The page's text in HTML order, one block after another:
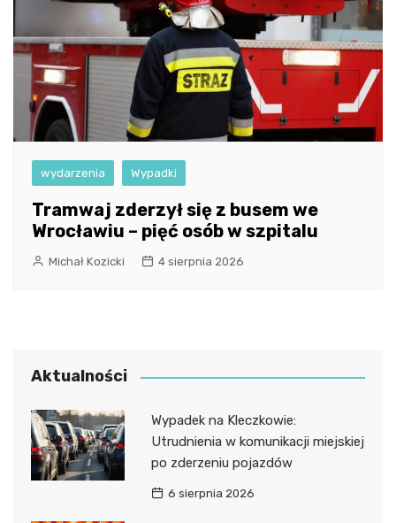
wydarzenia Wypadki
Tramwaj zderzył się z busem we
Wrocławiu – pięć osób w szpitalu
Michał Kozicki 4 sierpnia 2026
Aktualności
Wypadek na Kleczkowie:
Utrudnienia w komunikacji miejskiej
po zderzeniu pojazdów
6 sierpnia 2026